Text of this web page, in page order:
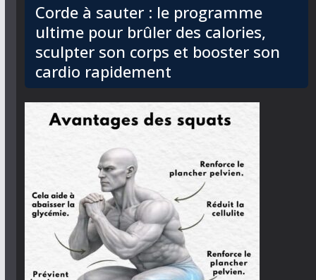
Corde à sauter : le programme
ultime pour brûler des calories,
sculpter son corps et booster son
cardio rapidement